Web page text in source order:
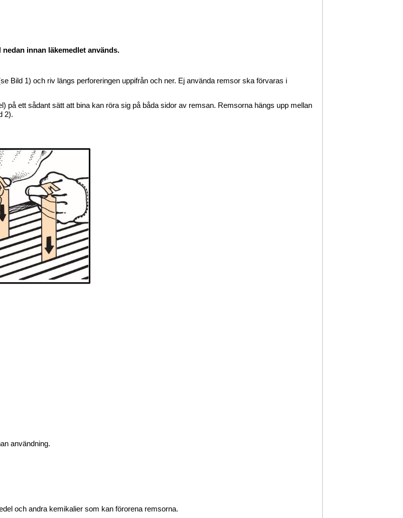
nedan innan läkemedlet används.
Bild 1) och riv längs perforeringen uppifrån och ner. Ej använda remsor ska förvaras i
på ett sådant sätt att bina kan röra sig på båda sidor av remsan. Remsorna hängs upp mellan
2).
användning.
och andra kemikalier som kan förorena remsorna.